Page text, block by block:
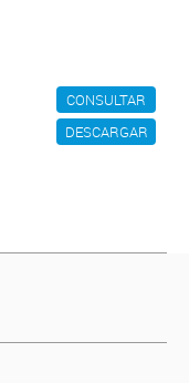
CONSULTAR
DESCARGAR